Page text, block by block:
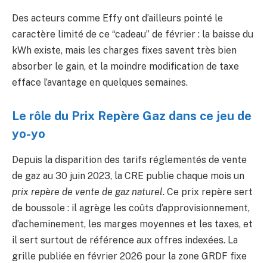
Des acteurs comme Effy ont d’ailleurs pointé le
caractère limité de ce “cadeau” de février : la baisse du
kWh existe, mais les charges fixes savent très bien
absorber le gain, et la moindre modification de taxe
efface l’avantage en quelques semaines.
Le rôle du Prix Repère Gaz dans ce jeu de
yo-yo
Depuis la disparition des tarifs réglementés de vente
de gaz au 30 juin 2023, la CRE publie chaque mois un
prix repère de vente de gaz naturel. Ce prix repère sert
de boussole : il agrège les coûts d’approvisionnement,
d’acheminement, les marges moyennes et les taxes, et
il sert surtout de référence aux offres indexées. La
grille publiée en février 2026 pour la zone GRDF fixe